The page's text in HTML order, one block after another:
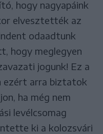
hogy nagyapáink
elvesztették az
odaadtunk
hogy meglegyen
jogunk! Ez a
ezért arra biztatok
ha még nem
levélcsomag
ki a kolozsvári